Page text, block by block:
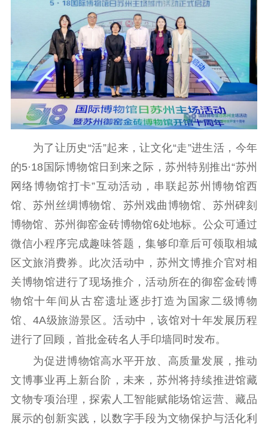
精神文明
文明创建 文明实践
文明培育
先进典型
社会宣传
思想政治教育 爱国主义教育
全民国防教育
用
新闻出版
精品出版 全民阅读
出版监管
扫黄打非
电影工作
电影创作 电影市场
机关党建
党建要闻 学习在线
文化人才
紫金人才 职称评审
数据资源
为了让历史“活”起来，让文化“走”进生活，今年
的5·18国际博物馆日到来之际，苏州特别推出“苏州
网络博物馆打卡”互动活动，串联起苏州博物馆西
馆、苏州丝绸博物馆、苏州戏曲博物馆、苏州碑刻
博物馆、苏州御窑金砖博物馆6处地标。公众可通过
微信小程序完成趣味答题，集够印章后可领取相城
区文旅消费券。此次活动中，苏州文博推介官对相
关博物馆进行了现场推介，活动所在的御窑金砖博
物馆十年间从古窑遗址逐步打造为国家二级博物
馆、4A级旅游景区。活动中，该馆对十年发展历程
进行了回顾，首批金砖名人手印墙同时发布。
为促进博物馆高水平开放、高质量发展，推动
文博事业再上新台阶，未来，苏州将持续推进馆藏
文物专项治理，探索人工智能赋能场馆运营、藏品
展示的创新实践，以数字手段为文物保护与活化利